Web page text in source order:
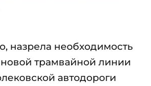
назрела необходимость
трамвайной линии
автодороги